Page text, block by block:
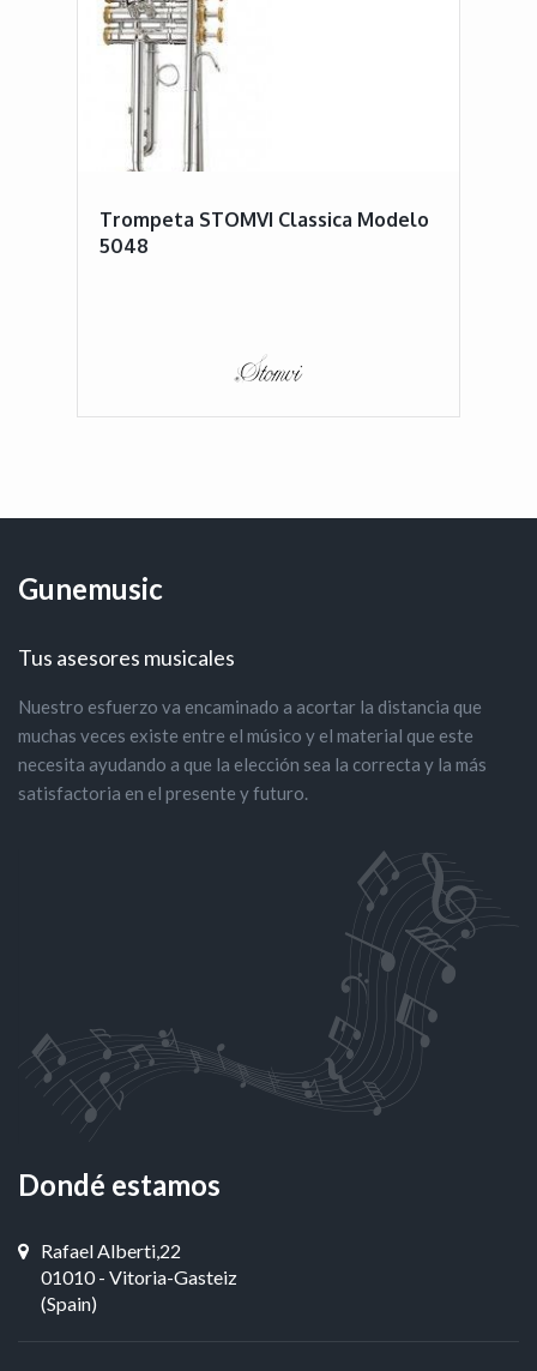
Trompeta STOMVI Classica Modelo
5048
Gunemusic
Tus asesores musicales
Nuestro esfuerzo va encaminado a acortar la distancia que
muchas veces existe entre el músico y el material que este
necesita ayudando a que la elección sea la correcta y la más
satisfactoria en el presente y futuro.
Dondé estamos
Rafael Alberti,22
01010 - Vitoria-Gasteiz
(Spain)